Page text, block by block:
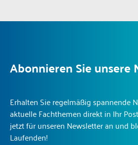
Abonnieren Sie unsere
Erhalten Sie regelmäßig spannende
aktuelle Fachthemen direkt in Ihr
jetzt für unseren Newsletter an und
Laufenden!